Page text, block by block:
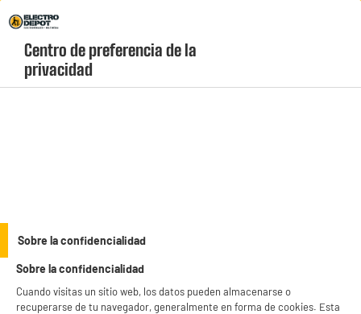
Menú
geolocation-header-icon-text
account
Centro de preferencia de la
privacidad
Sobre la confidencialidad
Sobre la confidencialidad
Cuando visitas un sitio web, los datos pueden almacenarse o
recuperarse de tu navegador, generalmente en forma de cookies. Esta